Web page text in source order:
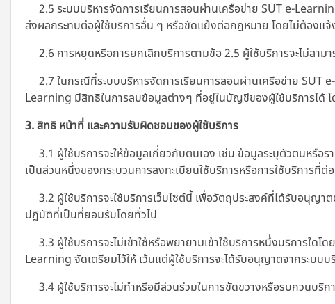
2.5 ระบบบริหารจัดการเรียนการสอนผ่านเครือข่าย SUT e-
ส่งผลกระทบต่อผู้ใช้บริการอื่น ๆ หรือขัดแย้งต่อกฎหมาย โดยไม่ต้องแจ้
2.6 การหยุดหรือการยกเลิกบริการตามข้อ 2.5 ผู้ใช้บริการจะไม่สาม
2.7 ในกรณีที่ระบบบริหารจัดการเรียนการสอนผ่านเครือข่าย SUT
Learning มีสิทธิในการลบข้อมูลต่างๆ ที่อยู่ในบัญชีของผู้ใช้บริการได้ โ
3. สิทธิ หน้าที่ และความรับผิดชอบของผู้ใช้บริการ
3.1 ผู้ใช้บริการจะให้ข้อมูลเกี่ยวกับตนเอง เช่น ข้อมูลระบุตัวตนหรือ
เป็นส่วนหนึ่งของกระบวนการลงทะเบียนใช้บริการหรือการใช้บริการที่ต่
3.2 ผู้ใช้บริการจะใช้บริการเว็บไซต์นี้ เพื่อวัตถุประสงค์ที่ได้รับอนุญ
ปฏิบัติที่เป็นที่ยอมรับโดยทั่วไป
3.3 ผู้ใช้บริการจะไม่เข้าใช้หรือพยายามเข้าใช้บริการหนึ่งบริการใด
Learning จัดเตรียมไว้ให้ เว้นแต่ผู้ใช้บริการจะได้รับอนุญาตจากระบ
3.4 ผู้ใช้บริการจะไม่ทำหรือมีส่วนร่วมในการขัดขวางหรือรบกวนบริ